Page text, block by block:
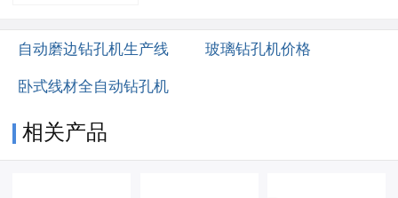
自动磨边钻孔机生产线 玻璃钻孔机价格
卧式线材全自动钻孔机
相关产品